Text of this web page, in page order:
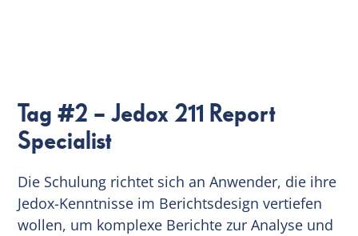
Tag #2 – Jedox 211 Report
Specialist
Die Schulung richtet sich an Anwender, die ihre
Jedox-Kenntnisse im Berichtsdesign vertiefen
wollen, um komplexe Berichte zur Analyse und